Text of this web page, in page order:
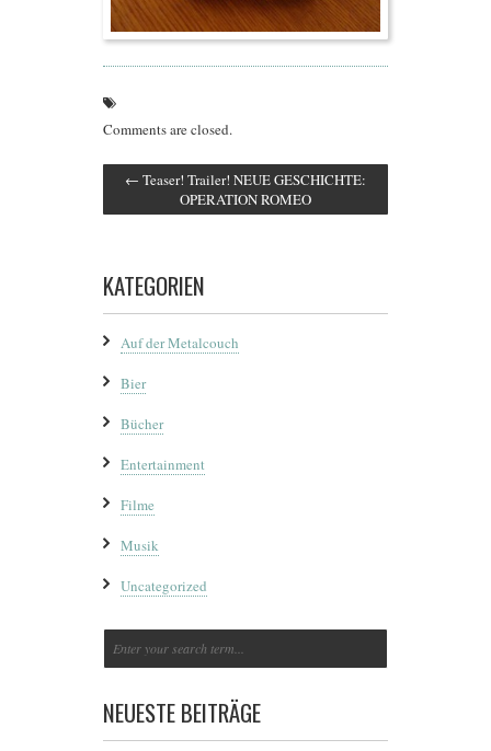
Comments are closed.
← Teaser! Trailer! NEUE GESCHICHTE:
OPERATION ROMEO
KATEGORIEN
Auf der Metalcouch
Bier
Bücher
Entertainment
Filme
Musik
Uncategorized
NEUESTE BEITRÄGE